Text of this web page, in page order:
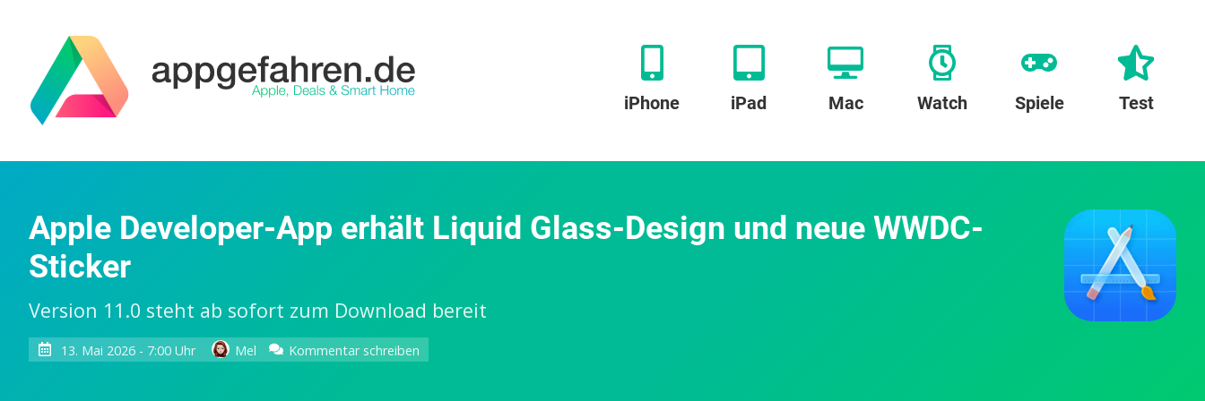
iPhone iPad Mac Watch Spiele Test
Apple Developer-App erhält Liquid Glass-Design und neue WWDC-
Sticker
Version 11.0 steht ab sofort zum Download bereit
13. Mai 2026 - 7:00 Uhr Mel Kommentar schreiben